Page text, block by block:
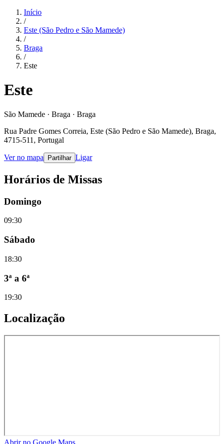
Início
/
Este (São Pedro e São Mamede)
/
Braga
/
Este
Este
São Mamede · Braga · Braga
Rua Padre Gomes Correia, Este (São Pedro e São Mamede), Braga,
4715-511, Portugal
Ver no mapa Partilhar Ligar
Horários de Missas
Domingo
09:30
Sábado
18:30
3ª a 6ª
19:30
Localização
Abrir no Google Maps